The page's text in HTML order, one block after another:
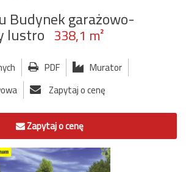
Budynek garażowo-
lustro 338,1 m²
PDF
Murator
Zapytaj o cenę
Zapytaj o cenę